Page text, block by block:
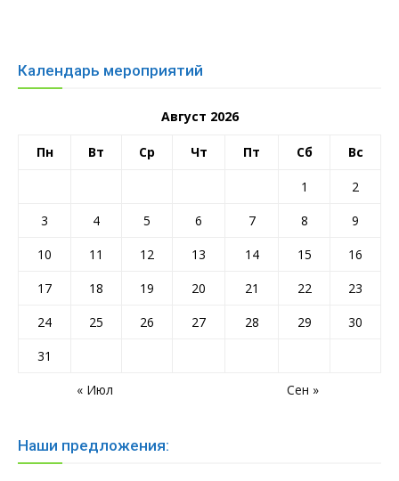
Календарь мероприятий
Август 2026
Пн Вт Ср Чт Пт Сб Вс
1
2
3
4 5 6 7 8
9
10
11 12 13 14 15
16
17
18 19 20 21 22
23
24
25 26 27 28 29
30
31
« Июл
Сен »
Наши предложения: